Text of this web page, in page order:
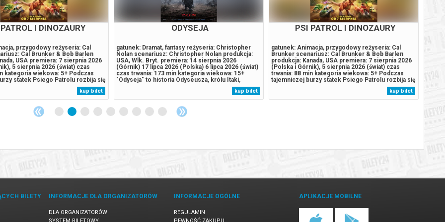
I DINOZAURY
przygodowy reżyseria: Cal
Cal Brunker & Bob Barlen
USA premiera: 7 sierpnia 2026
5 sierpnia 2026 (świat) czas
kategoria wiekowa: 5+ Podczas
statek Psiego Patrolu rozbija się
tropikalnej wyspie.
tam Reksa, szczeniaka,
tym miejscu...
kup bilet
SPIDER-MAN. CAŁKIEM NOWY
gatunek: Akcja, Sci-Fi reżyseria: Destin Daniel
Cretton scenariusz: Chris McKenna, Erik
Sommers produkcja: USA premiera: 31 lipca 2026
(Polska i Górnik) 27 lipca 2026 (świat) czas trwania:
145 min kategoria wiekowa: 12+ Peter jest teraz
dorosłym mężczyzną żyjącym samotnie - od
czasu, gdy z własnej woli wymazał się z życia i
przestępczością w Nowym Jorku, który...
kup bilet
PSI PATROL I DINOZAURY
gatunek: Animacja, przygodowy reżyseria: Cal
Brunker scenariusz: Cal Brunker & Bob Barlen
produkcja: Kanada, USA premiera: 7 sierpnia 2026
(Polska i Górnik), 5 sierpnia 2026 (świat) czas
trwania: 88 min kategoria wiekowa: 5+ Podczas
tajemniczej burzy statek Psiego Patrolu rozbija się
na pełnej dinozaurów tropikalnej wyspie.
Bohaterowie spotykają tam Reksa, szczeniaka,
który utknął w tym miejscu...
kup bilet
145
BILETY INFORMACJE DLA ORGANIZATORÓW
DLA ORGANIZATORÓW
INFORMACJE OGÓLNE
REGULAMIN
APLIKACJE MOBILNE